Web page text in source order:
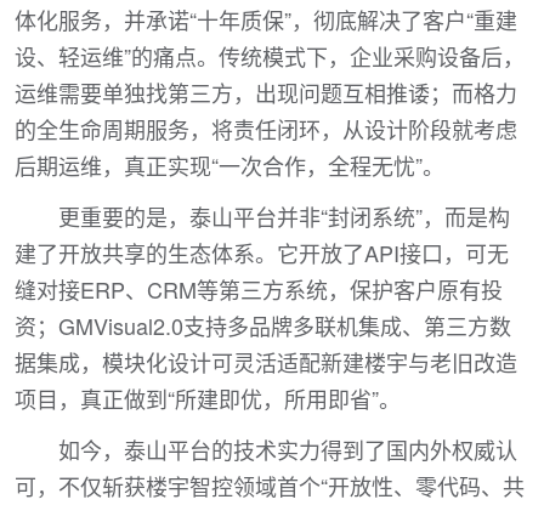
体化服务，并承诺“十年质保”，彻底解决了客户“重建
设、轻运维”的痛点。传统模式下，企业采购设备后，
运维需要单独找第三方，出现问题互相推诿；而格力
的全生命周期服务，将责任闭环，从设计阶段就考虑
后期运维，真正实现“一次合作，全程无忧”。
更重要的是，泰山平台并非“封闭系统”，而是构
建了开放共享的生态体系。它开放了API接口，可无
缝对接ERP、CRM等第三方系统，保护客户原有投
资；GMVisual2.0支持多品牌多联机集成、第三方数
据集成，模块化设计可灵活适配新建楼宇与老旧改造
项目，真正做到“所建即优，所用即省”。
如今，泰山平台的技术实力得到了国内外权威认
可，不仅斩获楼宇智控领域首个“开放性、零代码、共